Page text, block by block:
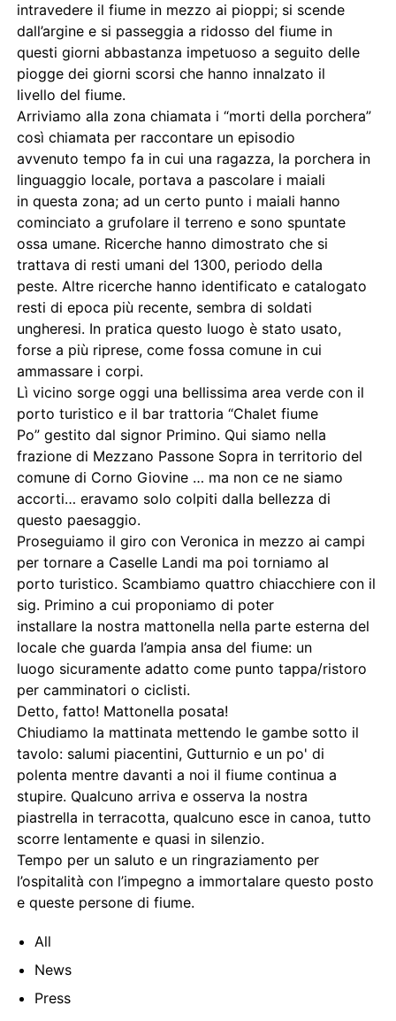
intravedere il fiume in mezzo ai pioppi; si scende
dall’argine e si passeggia a ridosso del fiume in
questi giorni abbastanza impetuoso a seguito delle
piogge dei giorni scorsi che hanno innalzato il
livello del fiume.
Arriviamo alla zona chiamata i “morti della porchera”
così chiamata per raccontare un episodio
avvenuto tempo fa in cui una ragazza, la porchera in
linguaggio locale, portava a pascolare i maiali
in questa zona; ad un certo punto i maiali hanno
cominciato a grufolare il terreno e sono spuntate
ossa umane. Ricerche hanno dimostrato che si
trattava di resti umani del 1300, periodo della
peste. Altre ricerche hanno identificato e catalogato
resti di epoca più recente, sembra di soldati
ungheresi. In pratica questo luogo è stato usato,
forse a più riprese, come fossa comune in cui
ammassare i corpi.
Lì vicino sorge oggi una bellissima area verde con il
porto turistico e il bar trattoria “Chalet fiume
Po” gestito dal signor Primino. Qui siamo nella
frazione di Mezzano Passone Sopra in territorio del
comune di Corno Giovine … ma non ce ne siamo
accorti… eravamo solo colpiti dalla bellezza di
questo paesaggio.
Proseguiamo il giro con Veronica in mezzo ai campi
per tornare a Caselle Landi ma poi torniamo al
porto turistico. Scambiamo quattro chiacchiere con il
sig. Primino a cui proponiamo di poter
installare la nostra mattonella nella parte esterna del
locale che guarda l’ampia ansa del fiume: un
luogo sicuramente adatto come punto tappa/ristoro
per camminatori o ciclisti.
Detto, fatto! Mattonella posata!
Chiudiamo la mattinata mettendo le gambe sotto il
tavolo: salumi piacentini, Gutturnio e un po' di
polenta mentre davanti a noi il fiume continua a
stupire. Qualcuno arriva e osserva la nostra
piastrella in terracotta, qualcuno esce in canoa, tutto
scorre lentamente e quasi in silenzio.
Tempo per un saluto e un ringraziamento per
l’ospitalità con l’impegno a immortalare questo posto
e queste persone di fiume.
All
News
Press